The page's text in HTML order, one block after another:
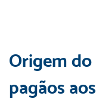
Origem
pagãos